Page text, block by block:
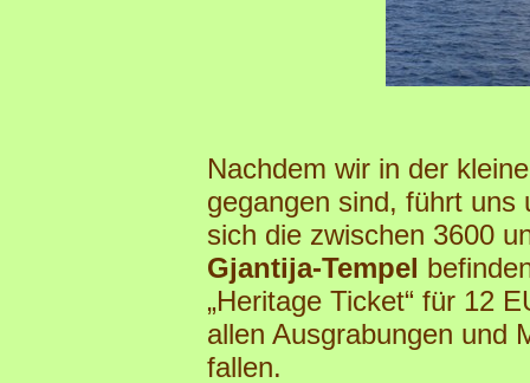
Nachdem wir in der
gegangen sind, führt
sich die zwischen 3600
Gjantija-Tempel
„Heritage Ticket“ für 12
allen Ausgrabungen und
fallen.